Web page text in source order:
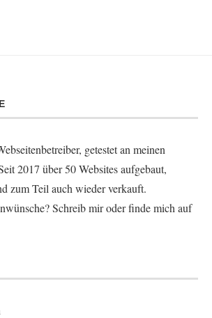
getestet an meinen
2017 über 50 Websites aufgebaut,
zum Teil auch wieder verkauft.
Schreib miroder finde mich auf